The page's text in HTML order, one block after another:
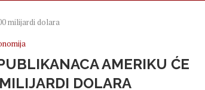
milijardi dolara
AMERIKU ĆE
DOLARA